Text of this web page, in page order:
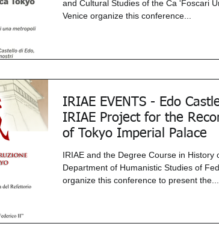
and Cultural Studies of the Ca 'Foscari
Venice organize this conference...
IRIAE EVENTS - Edo
IRIAE Project for the
of Tokyo Imperial Palace
IRIAE and the Degree Course in History
Department of Humanistic Studies of
organize this conference to present the...